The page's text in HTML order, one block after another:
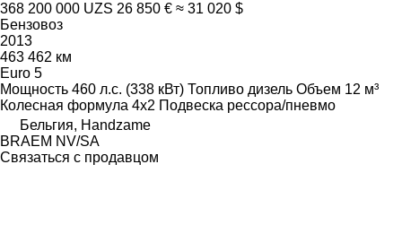
368 200 000 UZS 26 850 € ≈ 31 020 $
Бензовоз
2013
463 462 км
Euro 5
Мощность 460 л.с. (338 кВт) Топливо дизель Объем 12 м³
Колесная формула 4x2 Подвеска рессора/пневмо
Бельгия, Handzame
BRAEM NV/SA
Связаться с продавцом